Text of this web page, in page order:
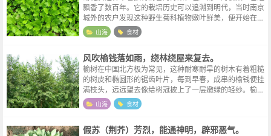
飘香了数百年。它的栽培历史可以追溯到明代，当时南京
城外的农户发现这种野生菊科植物嫩叶鲜美，便开始在菜
园边角专门种植。清代《随园食单》中袁枚就曾提到"金
陵人善治菊羹"，指的就是用菊花脑做...
山海 食材
风吹榆钱落如雨，绕林绕屋来复去。
榆树在中国北方极为常见，这种耐寒耐旱的树木有着粗糙
的树皮和椭圆形的锯齿叶片，每到早春，成串的榆钱便挂
满枝头，远远望去像给树冠披上了一层嫩绿的轻纱。榆树
生命力顽强，即便在贫瘠的土地上也能生长，因此古时村
庄周围常种榆树，既防风固沙，又能在...
山海 食材
假苏（荆芥）芳烈，能通神明，辟邪恶气。